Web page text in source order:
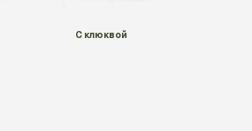
С клюквой